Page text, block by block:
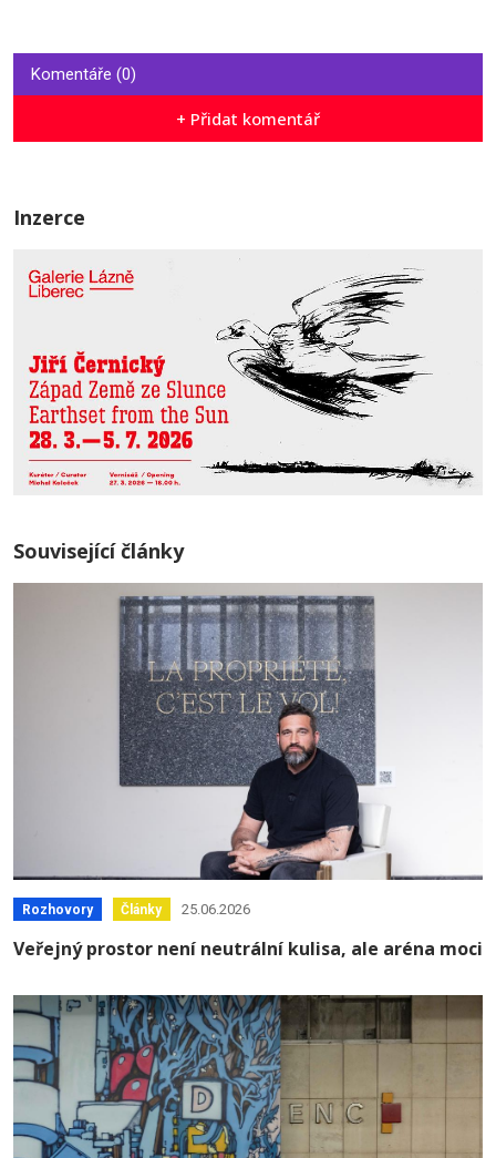
Komentáře (0)
+ Přidat komentář
Inzerce
Související články
Rozhovory Články 25.06.2026
Veřejný prostor není neutrální kulisa, ale aréna moci